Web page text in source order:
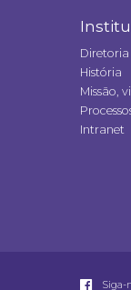
História
Missão,
Intranet
Siga-